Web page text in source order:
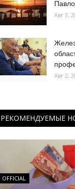
Авг 3,
Авг 2,
РЕКОМЕНДУЕМЫЕ
OFFICIAL